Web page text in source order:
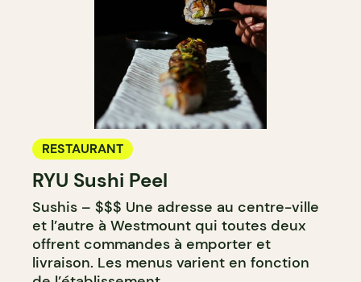
RESTAURANT
RYU Sushi Peel
Sushis – $$$ Une adresse au centre-ville
et l’autre à Westmount qui toutes deux
offrent commandes à emporter et
livraison. Les menus varient en fonction